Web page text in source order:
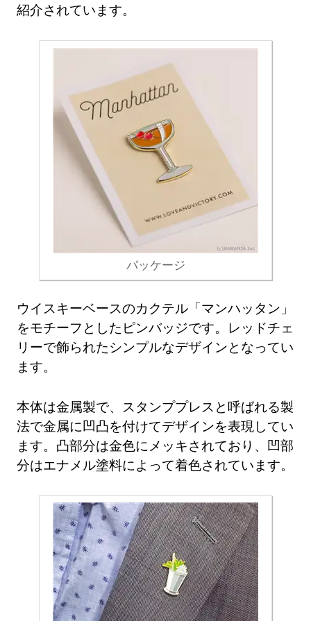
紹介されています。
パッケージ
ウイスキーベースのカクテル「マンハッタン」
をモチーフとしたピンバッジです。レッドチェ
リーで飾られたシンプルなデザインとなってい
ます。
本体は金属製で、スタンププレスと呼ばれる製
法で金属に凹凸を付けてデザインを表現してい
ます。凸部分は金色にメッキされており、凹部
分はエナメル塗料によって着色されています。